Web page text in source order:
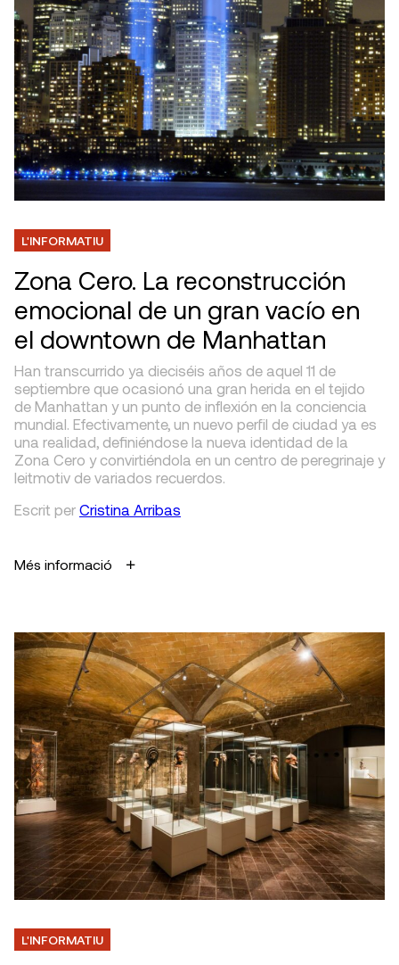
L'INFORMATIU
Zona Cero. La reconstrucción
emocional de un gran vacío en
el downtown de Manhattan
Han transcurrido ya dieciséis años de aquel 11 de
septiembre que ocasionó una gran herida en el tejido
de Manhattan y un punto de inflexión en la conciencia
mundial. Efectivamente, un nuevo perfil de ciudad ya es
una realidad, definiéndose la nueva identidad de la
Zona Cero y convirtiéndola en un centro de peregrinaje y
leitmotiv de variados recuerdos.
Escrit per Cristina Arribas
Més informació
L'INFORMATIU